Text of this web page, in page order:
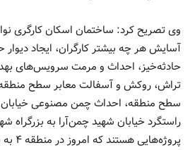
آسایش هر چه بیشتر کارگران، ایجاد
حادثه‌خیز، احداث و مرمت سرویس‌های
تراش، روکش و آسفالت معابر سطح منطقه،
سطح منطقه، احداث چمن مصنوعی خیابان
راستگرد خیابان شهید چمن‌آرا به بزرگراه
پروژه‌هایی هستند که امروز در منطقه ۴ به بهره‌برداری رسیدند.